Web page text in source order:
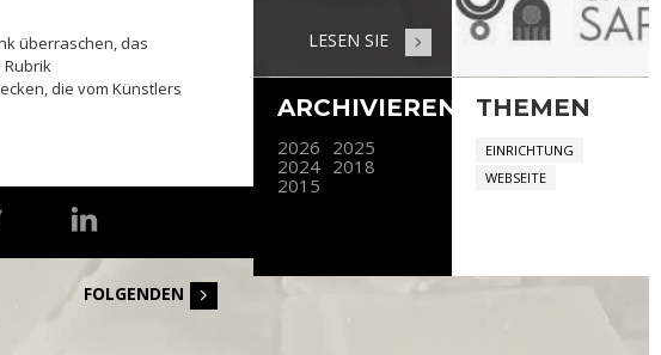
überraschen, das
Rubrik
die vom Künstlers
FOLGENDEN
LESEN SIE
ARCHIVIEREN
2026 2025
2024 2018
2015
THEMEN
EINRICHTUNG
WEBSEITE